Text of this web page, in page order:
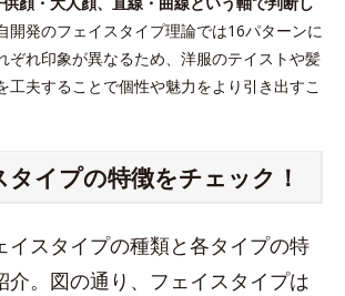
開発のフェイスタイプ理論では16パターンに
ぞれ印象が異なるため、洋服のテイストや髪
工夫することで個性や魅力をより引き出すこ
イプの特徴をチェック！
イスタイプの種類と各タイプの特
介。図の通り、フェイスタイプは